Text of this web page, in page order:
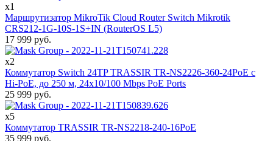
x1
Маршрутизатор MikroTik Cloud Router Switch Mikrotik
CRS212-1G-10S-1S+IN (RouterOS L5)
17 999 руб.
x2
Коммутатор Switch 24TP TRASSIR TR-NS2226-360-24PoE с
Hi-PoE, до 250 м, 24x10/100 Mbps PoE Ports
25 999 руб.
x5
Коммутатор TRASSIR TR-NS2218-240-16PoE
35 999 руб.